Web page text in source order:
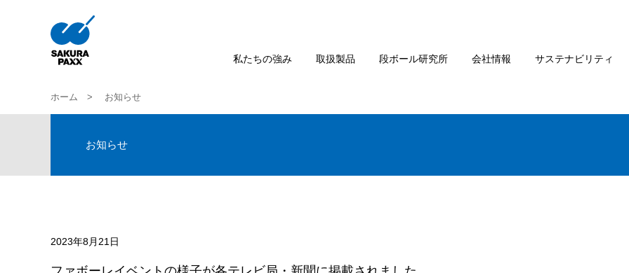
私たちの強み 取扱製品 段ボール研究所 会社情報 サステナビリティ
ホーム お知らせ
お知らせ
2023年8月21日